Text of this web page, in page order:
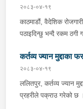
जना पीडितबाट ७ लाख
उजुरीको आधारमा
खटिएको प्रहरीले उनलाई
विभाग ताहाचल
पक्राउ
२०८३-०४-१९
काठमाडौं, वैदेशिक
पठाइदिन्छु भन्दै रकम ठगी
भट्टलाई आइतबार
पठाइदिन्छु भन्दै १ जना
भएको भन्ने उजुरीको
टेकुबाट खटिएको प्रहरीले
कर्तव्य ज्यान मुद्दाका
२०८३-०४-१९
ललितपुर, कर्तव्य ज्यान
प्रहरीले पक्राउ गरेको छ